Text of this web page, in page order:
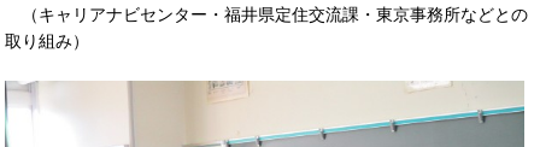
（キャリアナビセンター・福井県定住交流課・東京事務所などとの
取り組み）